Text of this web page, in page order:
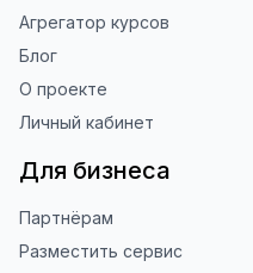
Агрегатор курсов
Блог
О проекте
Личный кабинет
Для бизнеса
Партнёрам
Разместить сервис